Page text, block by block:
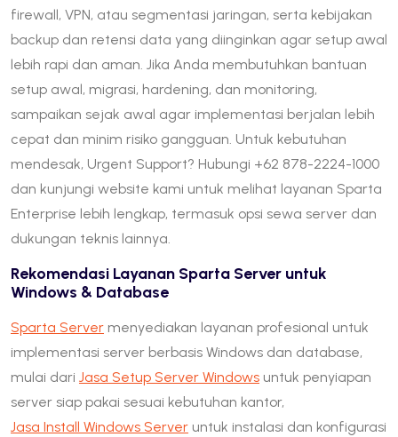
firewall, VPN, atau segmentasi jaringan, serta kebijakan
backup dan retensi data yang diinginkan agar setup awal
lebih rapi dan aman. Jika Anda membutuhkan bantuan
setup awal, migrasi, hardening, dan monitoring,
sampaikan sejak awal agar implementasi berjalan lebih
cepat dan minim risiko gangguan. Untuk kebutuhan
mendesak, Urgent Support? Hubungi +62 878-2224-1000
dan kunjungi website kami untuk melihat layanan Sparta
Enterprise lebih lengkap, termasuk opsi sewa server dan
dukungan teknis lainnya.
Rekomendasi Layanan Sparta Server untuk
Windows & Database
Sparta Server menyediakan layanan profesional untuk
implementasi server berbasis Windows dan database,
mulai dari Jasa Setup Server Windows untuk penyiapan
server siap pakai sesuai kebutuhan kantor,
Jasa Install Windows Server untuk instalasi dan konfigurasi